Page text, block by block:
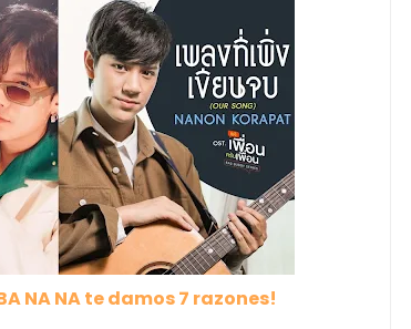
NA NA te damos 7 razones!